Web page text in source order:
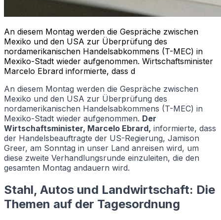
An diesem Montag werden die Gespräche zwischen
Mexiko und den USA zur Überprüfung des
nordamerikanischen Handelsabkommens (T-MEC) in
Mexiko-Stadt wieder aufgenommen. Wirtschaftsminister
Marcelo Ebrard informierte, dass d
An diesem Montag werden die Gespräche zwischen
Mexiko und den USA zur Überprüfung des
nordamerikanischen Handelsabkommens (T-MEC) in
Mexiko-Stadt wieder aufgenommen. Der
Wirtschaftsminister, Marcelo Ebrard, informierte, dass
der Handelsbeauftragte der US-Regierung, Jamison
Greer, am Sonntag in unser Land anreisen wird, um
diese zweite Verhandlungsrunde einzuleiten, die den
gesamten Montag andauern wird.
Stahl, Autos und Landwirtschaft: Die
Themen auf der Tagesordnung